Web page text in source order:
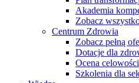
Akademia
Zobacz
Centrum Zdrowia
Zobacz pełną
Dotacje dla
Ocena
Szkolenia dla